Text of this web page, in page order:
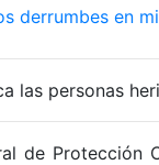
las personas
de